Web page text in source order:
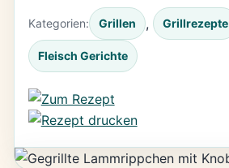
Kategorien: Grillen , Grillrezepte
Fleisch Gerichte